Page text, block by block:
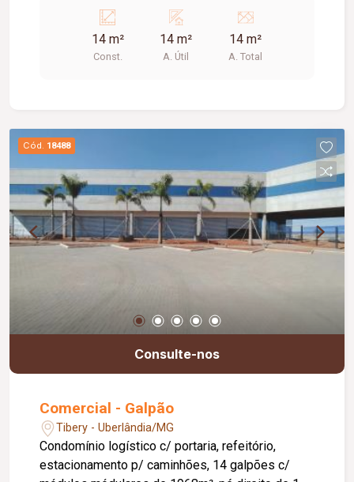
14 m²
Const.
14 m²
A. Útil
14 m²
A. Total
Cód. 18488
Consulte-nos
Comercial - Galpão
Tibery - Uberlândia/MG
Condomínio logístico c/ portaria, refeitório,
estacionamento p/ caminhões, 14 galpões c/